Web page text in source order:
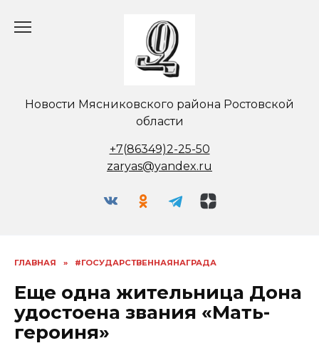
Новости Мясниковского района Ростовской
области
+7(86349)2-25-50
zaryas@yandex.ru
ГЛАВНАЯ » #ГОСУДАРСТВЕННАЯНАГРАДА
Еще одна жительница Дона
удостоена звания «Мать-
героиня»